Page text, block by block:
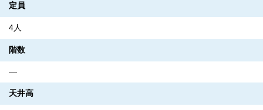
定員
4人
階数
―
天井高